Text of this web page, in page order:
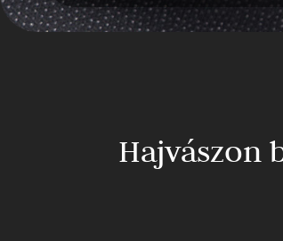
Hajvászon
Hajvászon